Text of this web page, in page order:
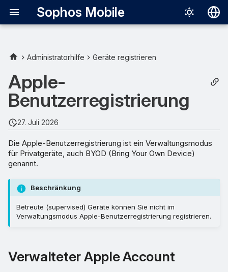
Sophos Mobile
Italiano
日本語
中文（简
Administratorhilfe Geräte registrieren
Apple-
Benutzerregistrierung
27. Juli 2026
Die Apple-Benutzerregistrierung ist ein Verwaltungsmodus
für Privatgeräte, auch BYOD (Bring Your Own Device)
genannt.
Beschränkung
Betreute (supervised) Geräte können Sie nicht im
Verwaltungsmodus Apple-Benutzerregistrierung registrieren.
Verwalteter Apple Account